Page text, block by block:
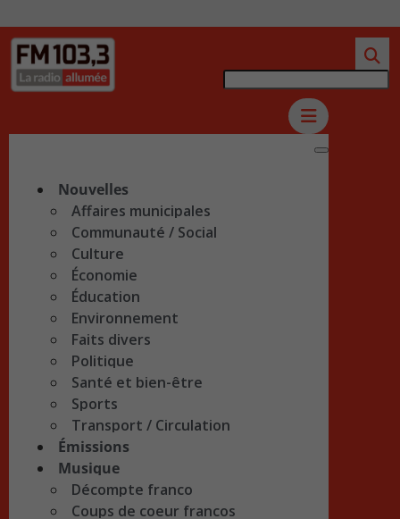
Nouvelles
Affaires municipales
Communauté / Social
Culture
Économie
Éducation
Environnement
Faits divers
Politique
Santé et bien-être
Sports
Transport / Circulation
Émissions
Musique
Décompte franco
Coups de coeur francos